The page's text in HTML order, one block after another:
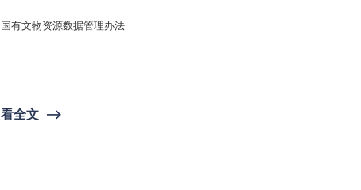
国有文物资源数据管理办法
看全文 ⟶